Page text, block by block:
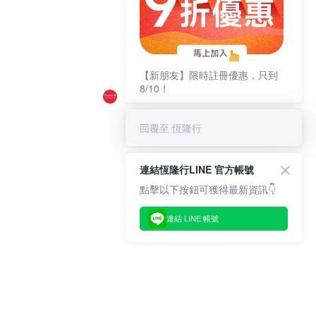
【新朋友】限時註冊優惠，只到
8/10！
回覆至 恆隆行
連結恆隆行LINE 官方帳號
點擊以下按鈕可獲得最新資訊👇
連結 LINE 帳號